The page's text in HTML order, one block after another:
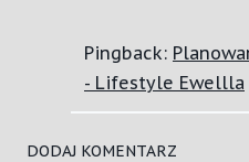
Pingback:
- Lifestyle Ewellla
DODAJ KOMENTARZ